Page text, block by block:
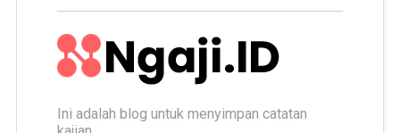
Ini adalah blog untuk menyimpan catatan